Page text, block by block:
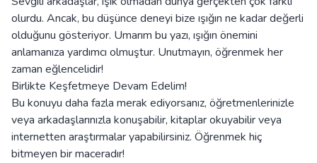
olurdu. Ancak, bu düşünce deneyi bize ışığın ne kadar değerli
olduğunu gösteriyor. Umarım bu yazı, ışığın önemini
anlamanıza yardımcı olmuştur. Unutmayın, öğrenmek her
zaman eğlencelidir!
Birlikte Keşfetmeye Devam Edelim!
Bu konuyu daha fazla merak ediyorsanız, öğretmenlerinizle
veya arkadaşlarınızla konuşabilir, kitaplar okuyabilir veya
internetten araştırmalar yapabilirsiniz. Öğrenmek hiç
bitmeyen bir maceradır!